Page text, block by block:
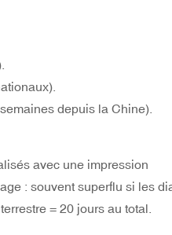
depuis la Chine).
avec une impression
: souvent superflu si les
= 20 jours au total.